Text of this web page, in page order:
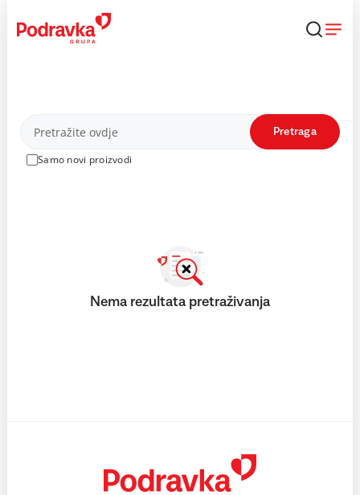
content
Proizvodi
Samo novi proizvodi
Pretraga
Nema rezultata pretraživanja